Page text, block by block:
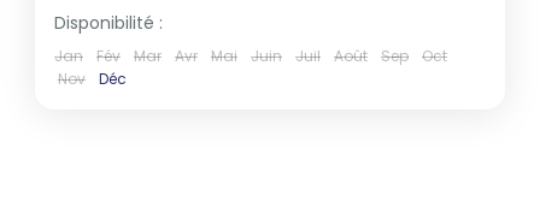
Disponibilité :
Jan Fév Mar Avr Mai Juin Juil Août Sep
Oct
Nov
Déc